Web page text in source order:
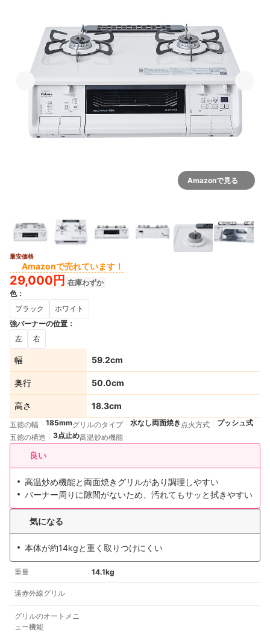
Amazonで見る
最安価格
Amazonで売れています！
29,000円 在庫わずか
色：
ブラック
ホワイト
強バーナーの位置 ：
左
右
幅 59.2cm
奥行 50.0cm
高さ 18.3cm
五徳の幅 185mmグリルのタイプ 水なし両面焼き 点火方式
プッシュ式
五徳の構造
3点止め高温炒め機能
良い
高温炒め機能と両面焼きグリルがあり調理しやすい
バーナー周りに隙間がないため、汚れてもサッと拭きやすい
気になる
本体が約14kgと重く取りつけにくい
重量 14.1kg
遠赤外線グリル
グリルのオートメニ
ュー機能